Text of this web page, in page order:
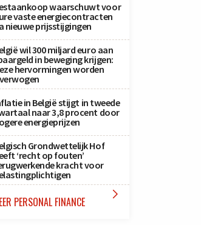
waarschuwt voor
vaste energiecontracten
nieuwe prijsstijgingen
wil 300 miljard euro aan
in beweging krijgen:
hervormingen worden
in België stijgt in tweede
naar 3,8 procent door
energieprijzen
Grondwettelijk Hof
‘recht op fouten’
kracht voor
PERSONAL FINANCE 